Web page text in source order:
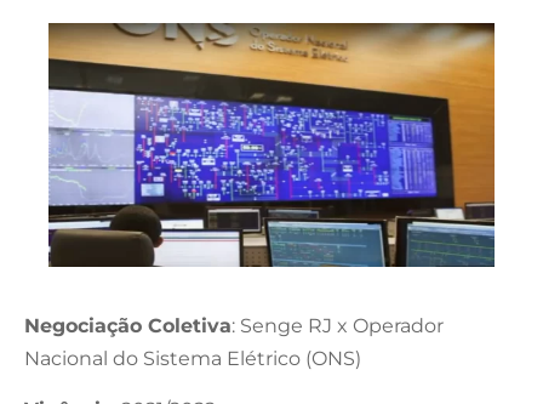
Negociação Coletiva: Senge RJ x Operador
Nacional do Sistema Elétrico (ONS)